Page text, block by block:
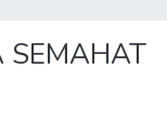
SEMAHAT